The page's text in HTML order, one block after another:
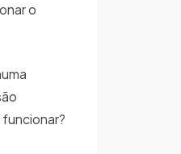
o